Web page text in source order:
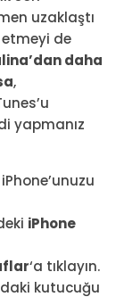
uzaklaştı
etmeyi de
daha
,
yapmanız
iPhone
‘a tıklayın.
kutucuğu